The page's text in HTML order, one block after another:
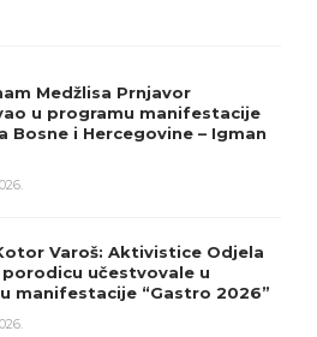
Medžlisa Prnjavor
u programu manifestacije
Bosne i Hercegovine – Igman
Varoš: Aktivistice Odjela
porodicu učestvovale u
manifestacije “Gastro 2026”